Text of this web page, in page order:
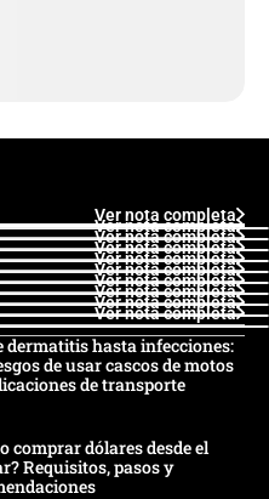
Ver nota completa
Ver nota completa
Ver nota completa
Ver nota completa
Ver nota completa
Ver nota completa
Ver nota completa
Ver nota completa
Ver nota completa
Ver nota completa
dermatitis hasta infecciones:
de usar cascos de motos
de transporte
comprar dólares desde el
Requisitos, pasos y